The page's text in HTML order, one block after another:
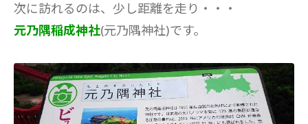
次に訪れるのは、少し距離を走り・・・
元乃隅稲成神社(元乃隅神社)です。